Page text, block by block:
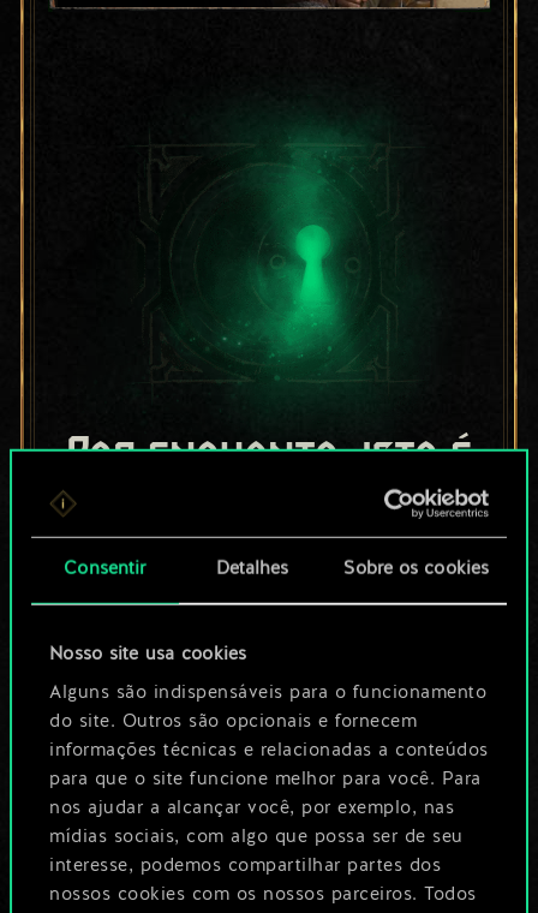
Consentir Detalhes Sobre os cookies
Nosso site usa cookies
Alguns são indispensáveis para o funcionamento
do site. Outros são opcionais e fornecem
informações técnicas e relacionadas a conteúdos
para que o site funcione melhor para você. Para
nos ajudar a alcançar você, por exemplo, nas
mídias sociais, com algo que possa ser de seu
interesse, podemos compartilhar partes dos
nossos cookies com os nossos parceiros. Todos
Por enquanto, isto é
apenas um conjunto
de cartas
compartilhado.
No entanto, dá para
ser muito mais!
Dê um nome para este baralho e crie
um guia